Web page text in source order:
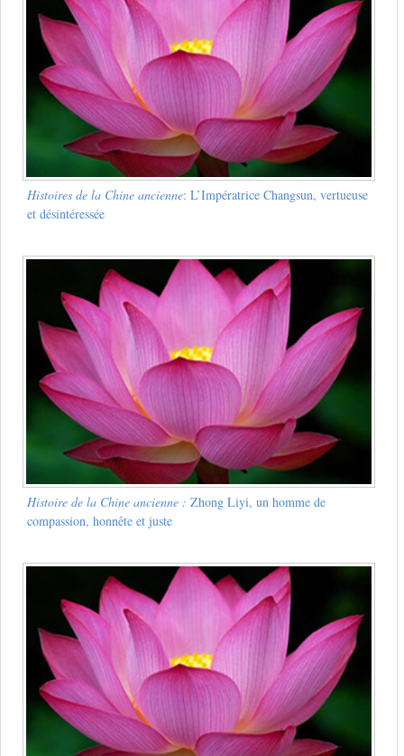
Histoires de la Chine ancienne: L’Impératrice Changsun, vertueuse
et désintéressée
Histoire de la Chine ancienne : Zhong Liyi, un homme de
compassion, honnête et juste